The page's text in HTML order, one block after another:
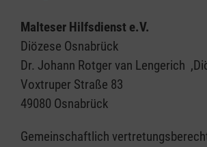
Malteser Hilfsdienst e.V.
Diözese Osnabrück
Dr. Johann Rotger van Lengerich
Voxtruper Straße 83
49080 Osnabrück
Gemeinschaftlich